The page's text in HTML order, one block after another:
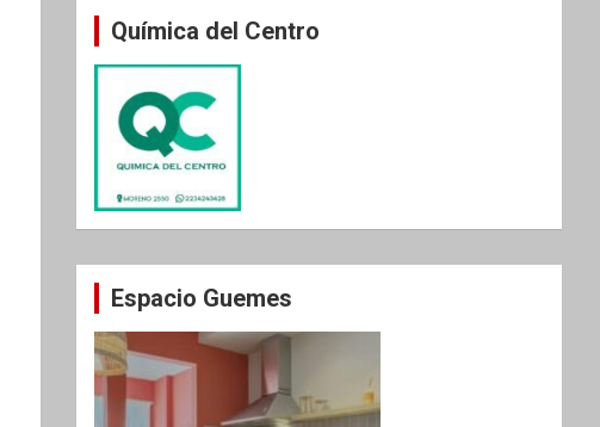
Química del Centro
Espacio Guemes